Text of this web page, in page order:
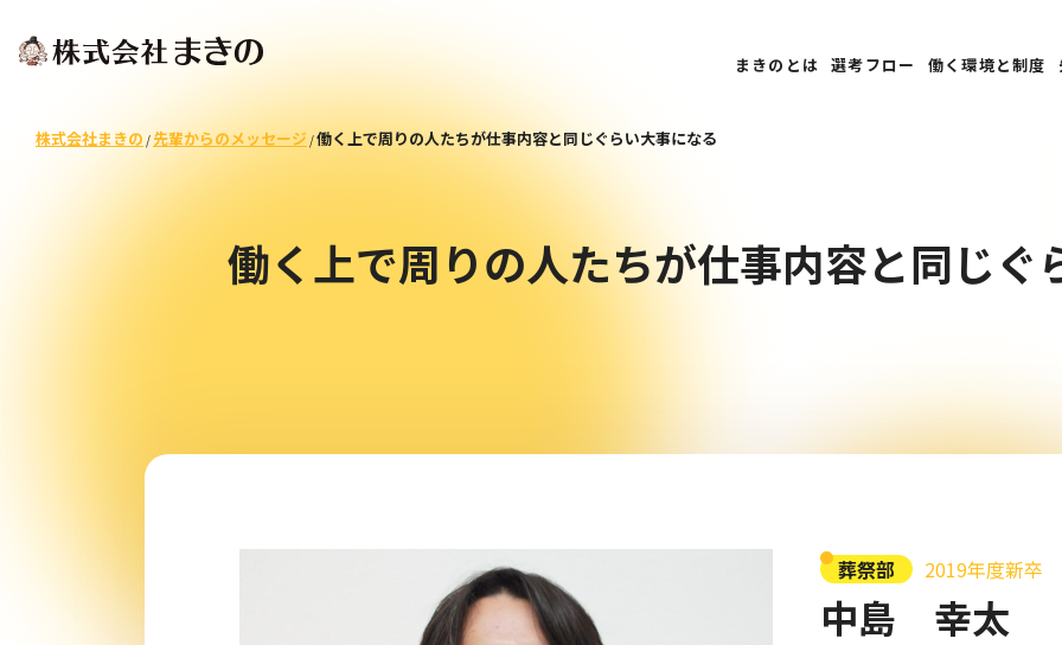
まきのとは 選考フロー 働く環境と制度
まきのとは 選考フロー 働く環境と制度
株式会社まきの / 先輩からのメッセージ /働く上で周りの人たちが仕事内容と同じぐらい大事になる
働く上で周りの人たちが仕事内容と同じぐ
葬祭部 2019年度新卒
中島 幸太